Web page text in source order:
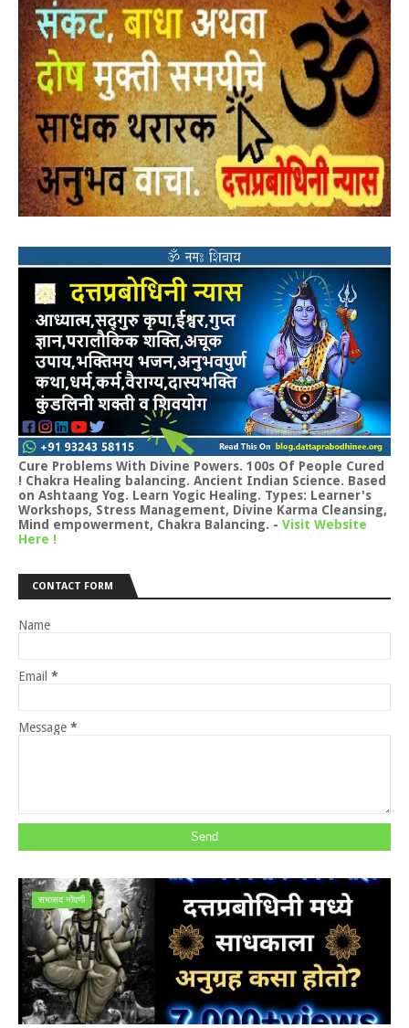
Cure Problems With Divine Powers. 100s Of People Cured
! Chakra Healing balancing. Ancient Indian Science. Based
on Ashtaang Yog. Learn Yogic Healing. Types: Learner's
Workshops, Stress Management, Divine Karma Cleansing,
Mind empowerment, Chakra Balancing. - Visit Website
Here !
CONTACT FORM
Name
Email *
Message *
सभासद नोंदणी